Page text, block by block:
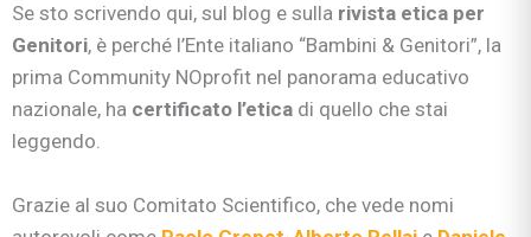
Se sto scrivendo qui, sul blog e sulla rivista etica per
Genitori, è perché l’Ente italiano “Bambini & Genitori”, la
prima Community NOprofit nel panorama educativo
nazionale, ha certificato l’etica di quello che stai
leggendo.
Grazie al suo Comitato Scientifico, che vede nomi